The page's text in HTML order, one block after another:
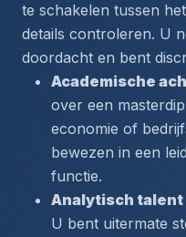
te schakelen tussen
details controleren. U
doordacht en bent
Academische
over een
economie of
bewezen in een
functie.
Analytisch
U bent uitermate